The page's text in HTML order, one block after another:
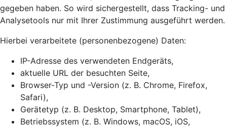
gegeben haben. So wird sichergestellt, dass Tracking- und
Analysetools nur mit Ihrer Zustimmung ausgeführt werden.
Hierbei verarbeitete (personenbezogene) Daten:
IP-Adresse des verwendeten Endgeräts,
aktuelle URL der besuchten Seite,
Browser-Typ und -Version (z. B. Chrome, Firefox,
Safari),
Gerätetyp (z. B. Desktop, Smartphone, Tablet),
Betriebssystem (z. B. Windows, macOS, iOS,